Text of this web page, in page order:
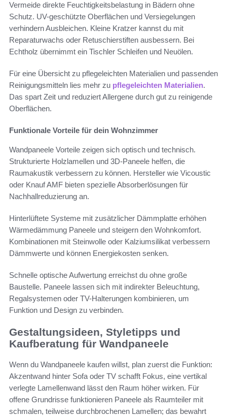
Vermeide direkte Feuchtigkeitsbelastung in Bädern ohne
Schutz. UV-geschützte Oberflächen und Versiegelungen
verhindern Ausbleichen. Kleine Kratzer kannst du mit
Reparaturwachs oder Retuschierstiften ausbessern. Bei
Echtholz übernimmt ein Tischler Schleifen und Neuölen.
Für eine Übersicht zu pflegeleichten Materialien und passenden
Reinigungsmitteln lies mehr zu pflegeleichten Materialien.
Das spart Zeit und reduziert Allergene durch gut zu reinigende
Oberflächen.
Funktionale Vorteile für dein Wohnzimmer
Wandpaneele Vorteile zeigen sich optisch und technisch.
Strukturierte Holzlamellen und 3D-Paneele helfen, die
Raumakustik verbessern zu können. Hersteller wie Vicoustic
oder Knauf AMF bieten spezielle Absorberlösungen für
Nachhallreduzierung an.
Hinterlüftete Systeme mit zusätzlicher Dämmplatte erhöhen
Wärmedämmung Paneele und steigern den Wohnkomfort.
Kombinationen mit Steinwolle oder Kalziumsilikat verbessern
Dämmwerte und können Energiekosten senken.
Schnelle optische Aufwertung erreichst du ohne große
Baustelle. Paneele lassen sich mit indirekter Beleuchtung,
Regalsystemen oder TV-Halterungen kombinieren, um
Funktion und Design zu verbinden.
Gestaltungsideen, Styletipps und
Kaufberatung für Wandpaneele
Wenn du Wandpaneele kaufen willst, plan zuerst die Funktion:
Akzentwand hinter Sofa oder TV schafft Fokus, eine vertikal
verlegte Lamellenwand lässt den Raum höher wirken. Für
offene Grundrisse funktionieren Paneele als Raumteiler mit
schmalen, teilweise durchbrochenen Lamellen; das bewahrt